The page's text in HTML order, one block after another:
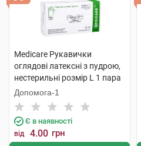
Medicare Рукавички
оглядові латексні з пудрою,
нестерильні розмір L 1 пара
Допомога-1
Є в наявності
від 4.00 грн